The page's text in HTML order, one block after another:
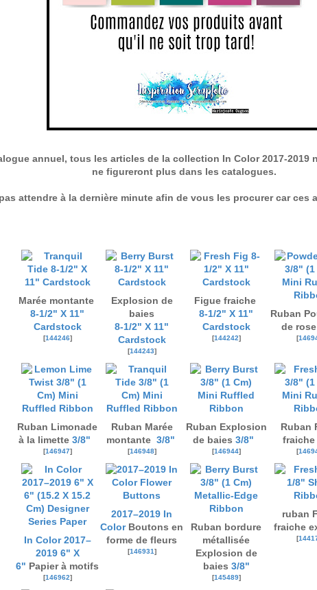
annuel, tous les articles de la collection In Color 2017-
ne figureront plus dans les catalogues.
attendre à la dernière minute afin de vous les procurer car ces
Marée montante
8-1/2" X 11"
Cardstock
[144246]
Explosion de
baies
8-1/2" X 11"
Cardstock
[144243]
Figue fraiche
8-1/2" X 11"
Cardstock
[144242]
Ruban
de rose
[
Ruban Limonade
à la limette 3/8"
[146947]
Ruban Marée
montante 3/8"
[146948]
Ruban Explosion
de baies 3/8"
[146944]
Ruban
fraiche
[
In Color 2017–
2019 6" X
6" Papier à motifs
[146962]
2017–2019 In
Color Boutons en
forme de fleurs
[146931]
Ruban bordure
métallisée
Explosion de
baies 3/8"
[145489]
ruban
fraiche
[